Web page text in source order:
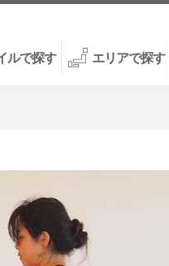
ルで探す エリアで探す